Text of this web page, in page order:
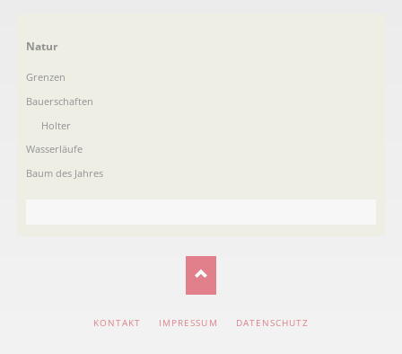
Navigation
Natur
Grenzen
Bauerschaften
Holter
Wasserläufe
Baum des Jahres
KONTAKT IMPRESSUM DATENSCHUTZ